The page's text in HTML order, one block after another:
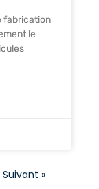
fabrication
le
Suivant »